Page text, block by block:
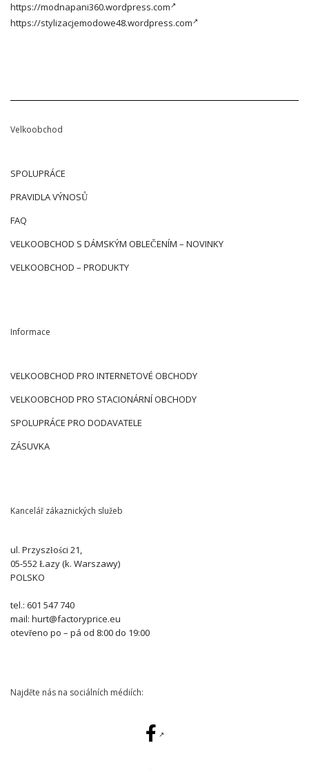
https://modnapani360.wordpress.com
https://stylizacjemodowe48.wordpress.com
Velkoobchod
SPOLUPRÁCE
PRAVIDLA VÝNOSŮ
FAQ
VELKOOBCHOD S DÁMSKÝM OBLEČENÍM – NOVINKY
VELKOOBCHOD – PRODUKTY
Informace
VELKOOBCHOD PRO INTERNETOVÉ OBCHODY
VELKOOBCHOD PRO STACIONÁRNÍ OBCHODY
SPOLUPRÁCE PRO DODAVATELE
ZÁSUVKA
Kancelář zákaznických služeb
ul. Przyszłości 21,
05-552 Łazy (k. Warszawy)
POLSKO
tel.: 601 547 740
mail: hurt@factoryprice.eu
otevřeno po – pá od 8:00 do 19:00
Najděte nás na sociálních médiích: